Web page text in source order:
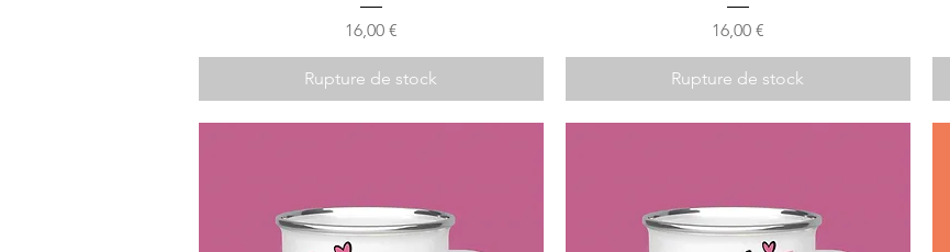
Prix
16,00 €
Rupture de stock
Prix
16,00 €
Rupture de stock